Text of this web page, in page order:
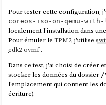
au créateur s'il juge qu'elle est
réponse après un temps
automatiquement.
Pour la priorisation des issues,
suivante :
Pour tester cette configuration,
coreos-iso-on-qemu-
localement l'installation dans
Pour émuler leTPM2, j'utilise
edk2-ovmf.
Dans ce test, j'ai choisi de créer
stocker les données du dossier /
l'emplacement qui contient les
écriture).